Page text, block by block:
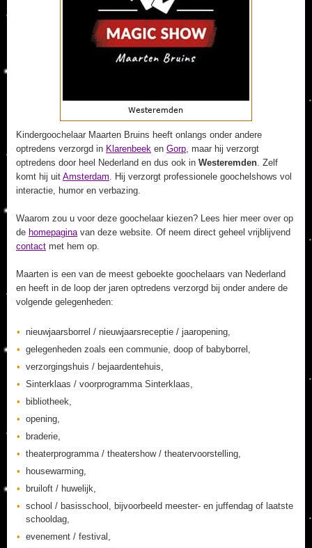
Kindergoochelaar Maarten Bruins heeft onlangs onder andere
optredens verzorgd in Klarenbeek en Gorp, maar hij verzorgt
optredens door heel Nederland en dus ook in Westeremden. Zelf
komt hij uit Amsterdam. Hij verzorgt professionele goochelshows vol
interactie, humor en verbazing.
Waarom zou u voor deze goochelaar kiezen? Lees hier meer over op
de homepaginavan deze website. Of neem direct geheel vrijblijvend
contact met hem op.
Maarten is een van de meest geboekte goochelaars van Nederland
en heeft in de loop der jaren optredens verzorgd bij onder andere de
volgende gelegenheden:
nieuwjaarsborrel / nieuwjaarsreceptie / jaaropening,
gelegenheden zoals een communie, doop of babyborrel,
verzorgingshuis / bejaardentehuis,
Sinterklaas / voorprogramma Sinterklaas,
bibliotheek,
opening,
braderie,
theaterprogramma / theatershow / theatervoorstelling,
housewarming,
bruiloft / huwelijk,
school / basisschool, bijvoorbeeld meester- en juffendag of laatste
schooldag,
evenement / festival,